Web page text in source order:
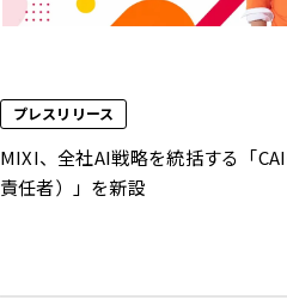
プレスリリース
MIXI、全社AI戦略を統括する「
責任者）」を新設